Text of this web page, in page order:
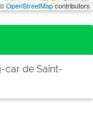
OpenStreetMapcontributors
car de Saint-